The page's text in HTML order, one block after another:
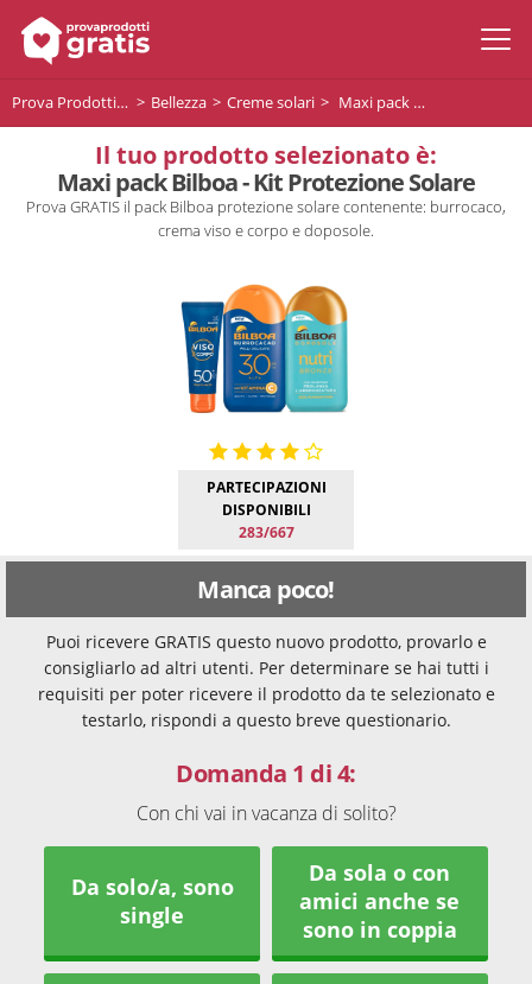
Prova Prodotti Gratis Bellezza Creme solari Maxi pack Bilboa - Kit Protezione Solare
Il tuo prodotto selezionato è:
Maxi pack Bilboa - Kit Protezione Solare
Prova GRATIS il pack Bilboa protezione solare contenente: burrocaco,
crema viso e corpo e doposole.
PARTECIPAZIONI
DISPONIBILI
283/667
Manca poco!
Puoi ricevere GRATIS questo nuovo prodotto, provarlo e
consigliarlo ad altri utenti. Per determinare se hai tutti i
requisiti per poter ricevere il prodotto da te selezionato e
testarlo, rispondi a questo breve questionario.
Domanda 1 di 4:
Con chi vai in vacanza di solito?
Da solo/a, sono
single
Da sola o con
amici anche se
sono in coppia